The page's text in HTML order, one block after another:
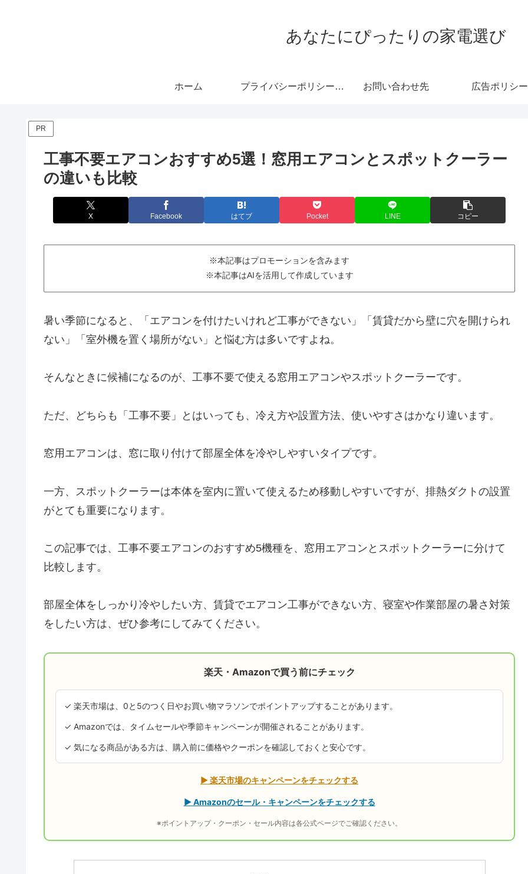
あなたにぴったりの家電選び
ホーム プライバシーポリシー・免責事項 お問い合わせ先 広告ポリシー
PR
工事不要エアコンおすすめ5選！窓用エアコンとスポットクーラー
の違いも比較
X Facebook はてブ Pocket LINE コピー
※本記事はプロモーションを含みます
※本記事はAIを活用して作成しています
暑い季節になると、「エアコンを付けたいけれど工事ができない」「賃貸だから壁に穴を開けられ
ない」「室外機を置く場所がない」と悩む方は多いですよね。
そんなときに候補になるのが、工事不要で使える窓用エアコンやスポットクーラーです。
ただ、どちらも「工事不要」とはいっても、冷え方や設置方法、使いやすさはかなり違います。
窓用エアコンは、窓に取り付けて部屋全体を冷やしやすいタイプです。
一方、スポットクーラーは本体を室内に置いて使えるため移動しやすいですが、排熱ダクトの設置
がとても重要になります。
この記事では、工事不要エアコンのおすすめ5機種を、窓用エアコンとスポットクーラーに分けて
比較します。
部屋全体をしっかり冷やしたい方、賃貸でエアコン工事ができない方、寝室や作業部屋の暑さ対策
をしたい方は、ぜひ参考にしてみてください。
楽天・Amazonで買う前にチェック
✓ 楽天市場は、0と5のつく日やお買い物マラソンでポイントアップすることがあります。
✓ Amazonでは、タイムセールや季節キャンペーンが開催されることがあります。
✓ 気になる商品がある方は、購入前に価格やクーポンを確認しておくと安心です。
▶ 楽天市場のキャンペーンをチェックする
▶ Amazonのセール・キャンペーンをチェックする
※ポイントアップ・クーポン・セール内容は各公式ページでご確認ください。